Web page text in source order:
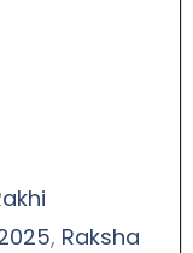
, Raksha